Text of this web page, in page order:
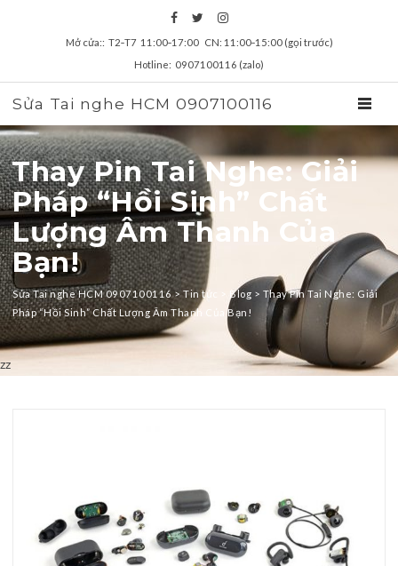
Mở cửa:: T2‑T7 11:00‑17:00 CN: 11:00‑15:00 (gọi trước)
Hotline: 0907100116 (zalo)
Sửa Tai nghe HCM 0907100116
Thay Pin Tai Nghe: Giải
Pháp “Hồi Sinh” Chất
Lượng Âm Thanh Của
Bạn!
Sửa Tai nghe HCM 0907100116>Tin tức Blog > Thay Pin Tai Nghe: Giải
Pháp “Hồi Sinh” Chất Lượng Âm Thanh Của Bạn!
zz